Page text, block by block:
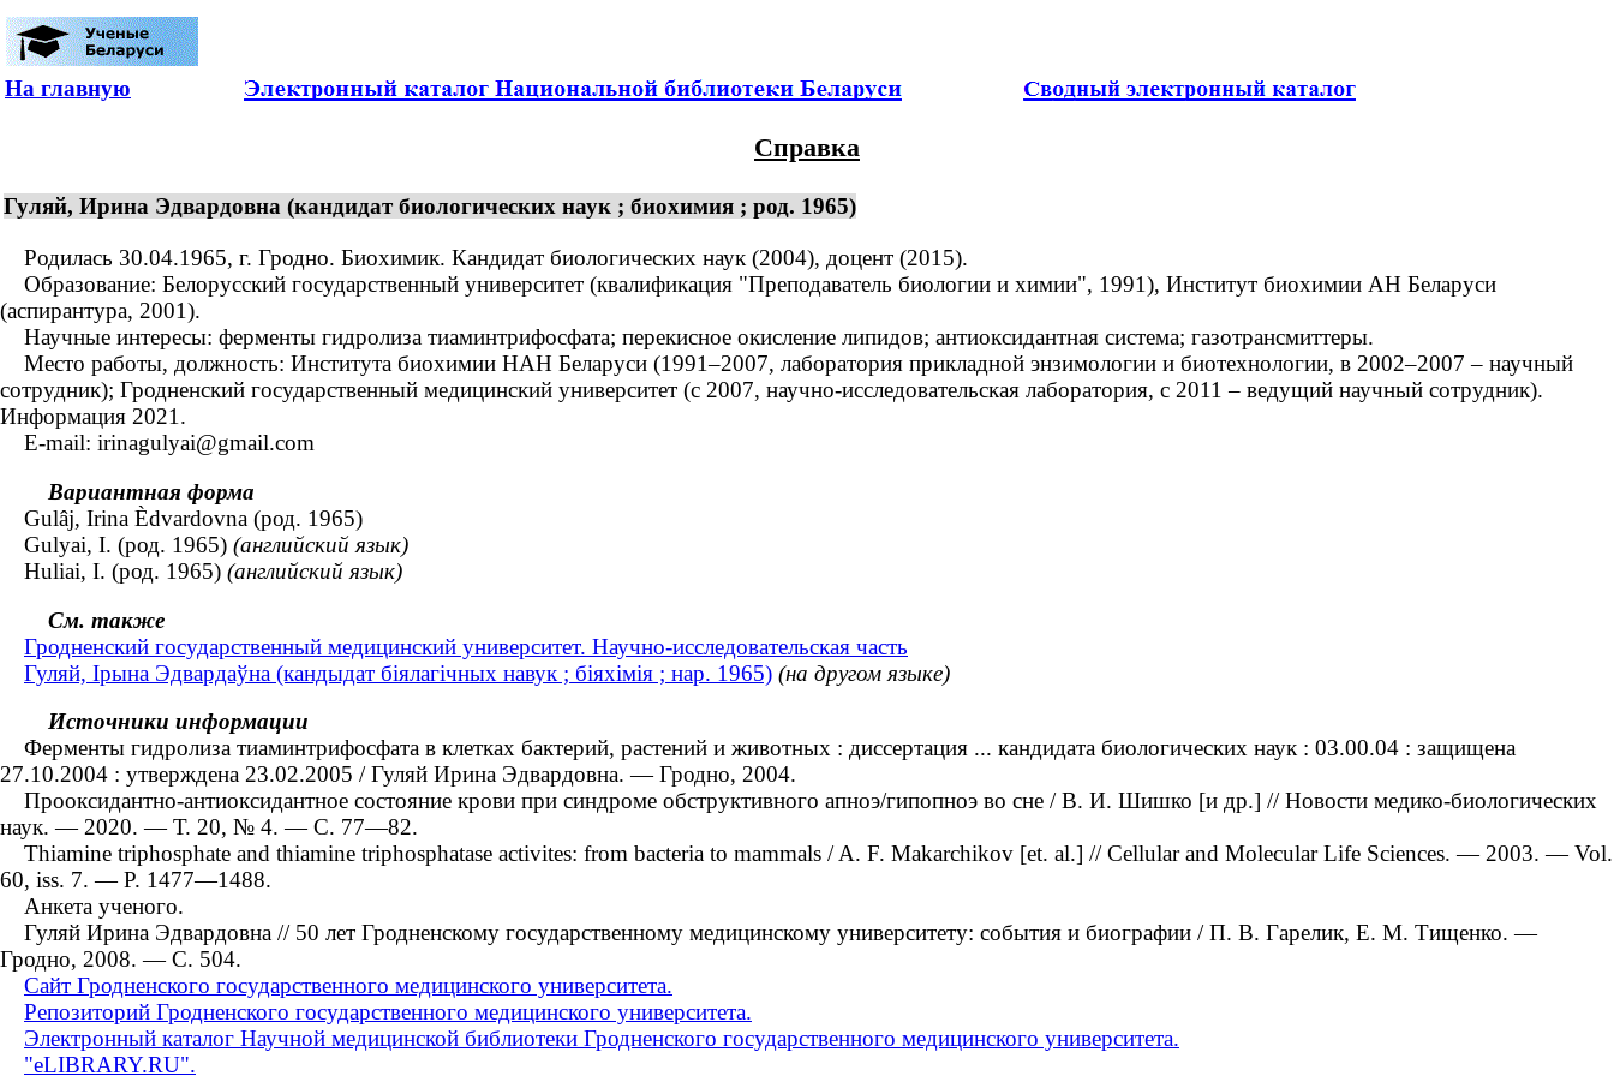
На главную
Справка
Гуляй, Ирина Эдвардовна (кандидат биологических наук ; биохимия ; род. 1965)
Родилась 30.04.1965, г. Гродно. Биохимик. Кандидат биологических наук (2004), доцент (2015).
Образование: Белорусский государственный университет (квалификация "Преподаватель биологии и химии", 1991), Институт биохимии АН Беларуси
(аспирантура, 2001).
Научные интересы: ферменты гидролиза тиаминтрифосфата; перекисное окисление липидов; антиоксидантная система; газотрансмиттеры.
Место работы, должность: Института биохимии НАН Беларуси (1991–2007, лаборатория прикладной энзимологии и биотехнологии, в 2002–2007 – научный
сотрудник); Гродненский государственный медицинский университет (с 2007, научно-исследовательская лаборатория, с 2011 – ведущий научный сотрудник).
Информация 2021.
E-mail: irinagulyai@gmail.com
Вариантная форма
Gulâj, Irina Èdvardovna (род. 1965)
Gulyai, I. (род. 1965) (английский язык)
Huliai, I. (род. 1965) (английский язык)
См. также
Гродненский государственный медицинский университет. Научно-исследовательская часть
Гуляй, Ірына Эдвардаўна (кандыдат біялагічных навук ; біяхімія ; нар. 1965) (на другом языке)
Источники информации
Ферменты гидролиза тиаминтрифосфата в клетках бактерий, растений и животных : диссертация ... кандидата биологических наук : 03.00.04 : защищена
27.10.2004 : утверждена 23.02.2005 / Гуляй Ирина Эдвардовна. — Гродно, 2004.
Прооксидантно-антиоксидантное состояние крови при синдроме обструктивного апноэ/гипопноэ во сне / В. И. Шишко [и др.] // Новости медико-биологических
наук. — 2020. — Т. 20, № 4. — С. 77—82.
Thiamine triphosphate and thiamine triphosphatase activites: from bacteria to mammals / A. F. Makarchikov [et. al.] // Cellular and Molecular Life Sciences. — 2003. — Vol.
60, iss. 7. — P. 1477—1488.
Анкета ученого.
Гуляй Ирина Эдвардовна // 50 лет Гродненскому государственному медицинскому университету: события и биографии / П. В. Гарелик, Е. М. Тищенко. —
Гродно, 2008. — С. 504.
Сайт Гродненского государственного медицинского университета.
Репозиторий Гродненского государственного медицинского университета.
Электронный каталог Научной медицинской библиотеки Гродненского государственного медицинского университета.
"eLIBRARY.RU".